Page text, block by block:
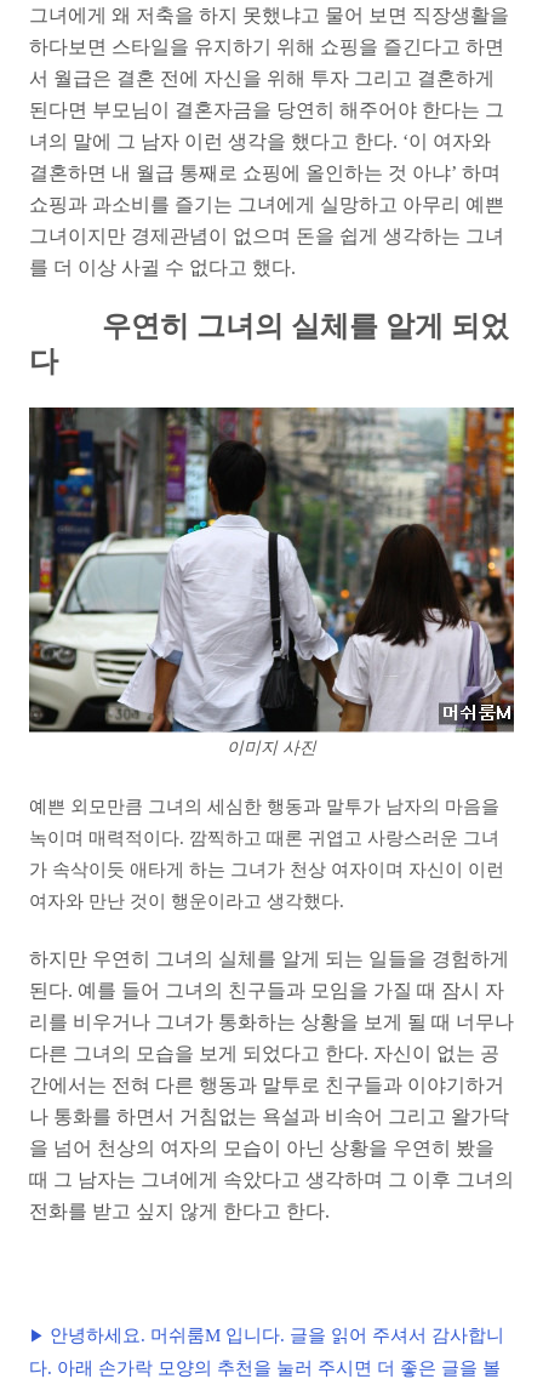
그녀에게 왜 저축을 하지 못했냐고 물어 보면 직장생활을
하다보면 스타일을 유지하기 위해 쇼핑을 즐긴다고 하면
서 월급은 결혼 전에 자신을 위해 투자 그리고 결혼하게
된다면 부모님이 결혼자금을 당연히 해주어야 한다는 그
녀의 말에 그 남자 이런 생각을 했다고 한다. ‘이 여자와
결혼하면 내 월급 통째로 쇼핑에 올인하는 것 아냐’ 하며
쇼핑과 과소비를 즐기는 그녀에게 실망하고 아무리 예쁜
그녀이지만 경제관념이 없으며 돈을 쉽게 생각하는 그녀
를 더 이상 사귈 수 없다고 했다.
우연히 그녀의 실체를 알게 되었
다
이미지 사진
예쁜 외모만큼 그녀의 세심한 행동과 말투가 남자의 마음을
녹이며 매력적이다. 깜찍하고 때론 귀엽고 사랑스러운 그녀
가 속삭이듯 애타게 하는 그녀가 천상 여자이며 자신이 이런
여자와 만난 것이 행운이라고 생각했다.
하지만 우연히 그녀의 실체를 알게 되는 일들을 경험하게
된다. 예를 들어 그녀의 친구들과 모임을 가질 때 잠시 자
리를 비우거나 그녀가 통화하는 상황을 보게 될 때 너무나
다른 그녀의 모습을 보게 되었다고 한다. 자신이 없는 공
간에서는 전혀 다른 행동과 말투로 친구들과 이야기하거
나 통화를 하면서 거침없는 욕설과 비속어 그리고 왈가닥
을 넘어 천상의 여자의 모습이 아닌 상황을 우연히 봤을
때 그 남자는 그녀에게 속았다고 생각하며 그 이후 그녀의
전화를 받고 싶지 않게 한다고 한다.
▶ 안녕하세요. 머쉬룸M 입니다. 글을 읽어 주셔서 감사합니
다. 아래 손가락 모양의 추천을 눌러 주시면 더 좋은 글을 볼